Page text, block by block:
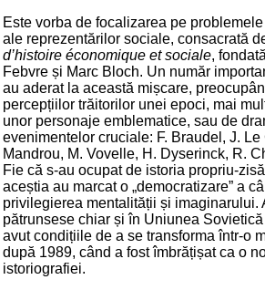
Este vorba de focalizarea pe
ale reprezentărilor sociale, consacrată
d’histoire économique et sociale,
Febvre și Marc Bloch. Un număr
au aderat la această mișcare,
percepțiilor trăitorilor unei epoci, mai
unor personaje emblematice, sau de
evenimentelor cruciale: F. Braudel, J. Le
Mandrou, M. Vovelle, H. Dyserinck, R.
Fie că s-au ocupat de istoria propriu-
aceștia au marcat o „democratizare” a
privilegierea mentalității și imaginarului.
pătrunsese chiar și în Uniunea
avut condițiile de a se transforma într-o
după 1989, când a fost îmbrățișat ca o
istoriografiei.